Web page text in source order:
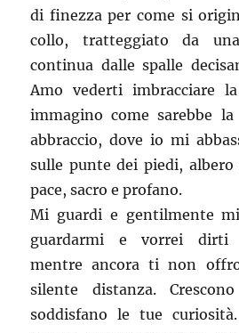
di finezza per come si
collo, tratteggiato da
continua dalle spalle
Amo vederti imbracciare
immagino come sarebbe
abbraccio, dove io mi
sulle punte dei piedi, albero
pace, sacro e profano.
Mi guardi e gentilmente
guardarmi e vorrei dirti
mentre ancora ti non
silente distanza.
soddisfano le tue